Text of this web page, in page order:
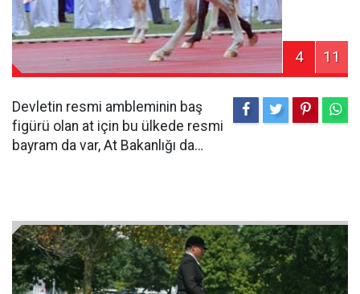
4 11
Devletin resmi ambleminin baş
figürü olan at için bu ülkede resmi
bayram da var, At Bakanlığı da…